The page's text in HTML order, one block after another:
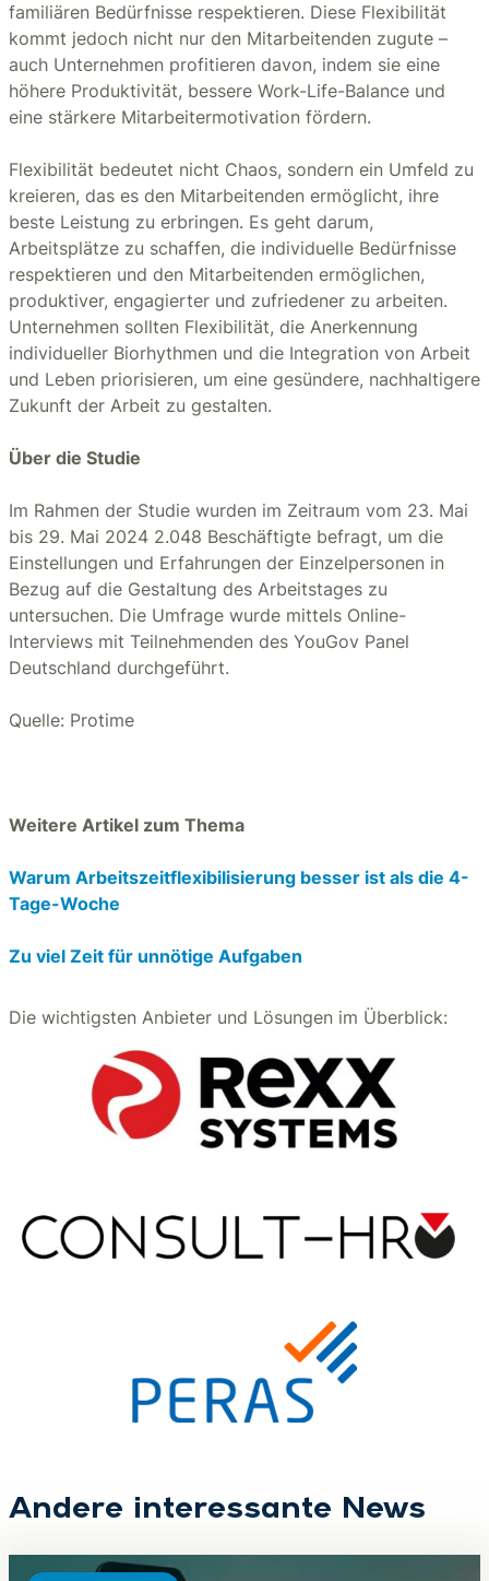
familiären Bedürfnisse respektieren. Diese Flexibilität
kommt jedoch nicht nur den Mitarbeitenden zugute –
auch Unternehmen profitieren davon, indem sie eine
höhere Produktivität, bessere Work-Life-Balance und
eine stärkere Mitarbeitermotivation fördern.
Flexibilität bedeutet nicht Chaos, sondern ein Umfeld zu
kreieren, das es den Mitarbeitenden ermöglicht, ihre
beste Leistung zu erbringen. Es geht darum,
Arbeitsplätze zu schaffen, die individuelle Bedürfnisse
respektieren und den Mitarbeitenden ermöglichen,
produktiver, engagierter und zufriedener zu arbeiten.
Unternehmen sollten Flexibilität, die Anerkennung
individueller Biorhythmen und die Integration von Arbeit
und Leben priorisieren, um eine gesündere, nachhaltigere
Zukunft der Arbeit zu gestalten.
Über die Studie
Im Rahmen der Studie wurden im Zeitraum vom 23. Mai
bis 29. Mai 2024 2.048 Beschäftigte befragt, um die
Einstellungen und Erfahrungen der Einzelpersonen in
Bezug auf die Gestaltung des Arbeitstages zu
untersuchen. Die Umfrage wurde mittels Online-
Interviews mit Teilnehmenden des YouGov Panel
Deutschland durchgeführt.
Quelle: Protime
Weitere Artikel zum Thema
Warum Arbeitszeitflexibilisierung besser ist als die 4-
Tage-Woche
Zu viel Zeit für unnötige Aufgaben
Die wichtigsten Anbieter und Lösungen im Überblick:
Andere interessante News